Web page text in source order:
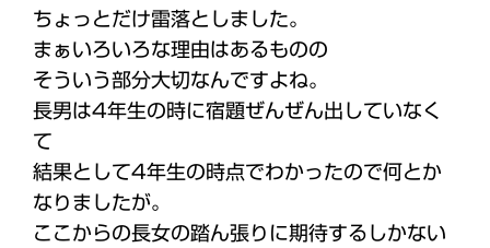
ちょっとだけ雷落としました。
まぁいろいろな理由はあるものの
そういう部分大切なんですよね。
長男は4年生の時に宿題ぜんぜん出していなく
て
結果として4年生の時点でわかったので何とか
なりましたが。
ここからの長女の踏ん張りに期待するしかない